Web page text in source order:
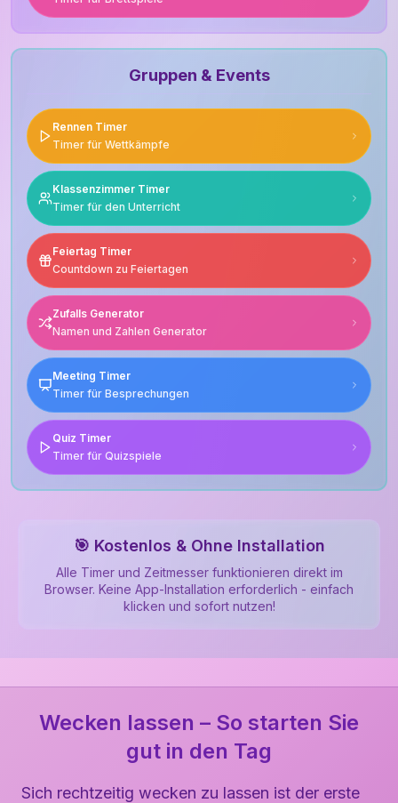
Gruppen & Events
Rennen Timer
Timer für Wettkämpfe
Klassenzimmer Timer
Timer für den Unterricht
Feiertag Timer
Countdown zu Feiertagen
Zufalls Generator
Namen und Zahlen Generator
Meeting Timer
Timer für Besprechungen
Quiz Timer
Timer für Quizspiele
🎯 Kostenlos & Ohne Installation
Alle Timer und Zeitmesser funktionieren direkt im
Browser. Keine App-Installation erforderlich - einfach
klicken und sofort nutzen!
Wecken lassen – So starten Sie
gut in den Tag
Sich rechtzeitig wecken zu lassen ist der erste